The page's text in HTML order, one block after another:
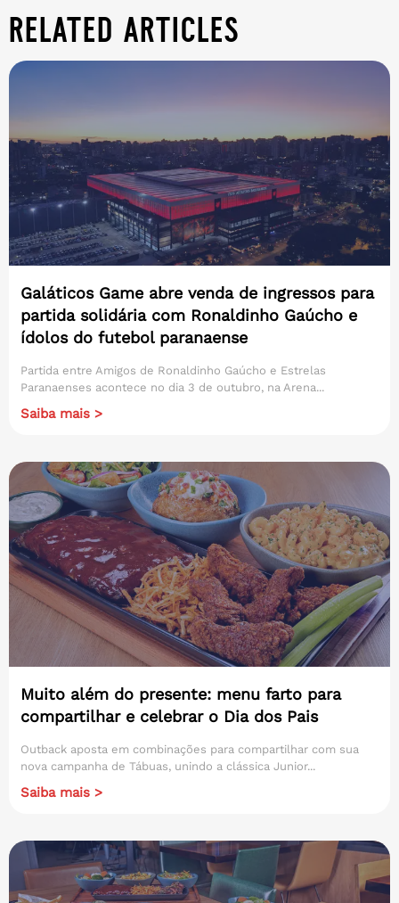
related articles
Galáticos Game abre venda de ingressos para
partida solidária com Ronaldinho Gaúcho e
ídolos do futebol paranaense
Partida entre Amigos de Ronaldinho Gaúcho e Estrelas
Paranaenses acontece no dia 3 de outubro, na Arena...
Saiba mais >
Muito além do presente: menu farto para
compartilhar e celebrar o Dia dos Pais
Outback aposta em combinações para compartilhar com sua
nova campanha de Tábuas, unindo a clássica Junior...
Saiba mais >